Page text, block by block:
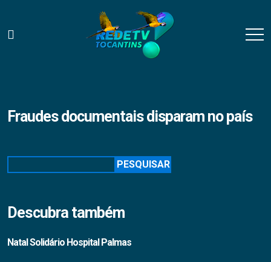
Fraudes documentais disparam no país
PESQUISAR
Descubra também
Natal Solidário Hospital Palmas